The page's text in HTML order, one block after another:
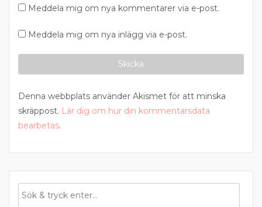
Meddela mig om nya kommentarer via e-post.
Meddela mig om nya inlägg via e-post.
Denna webbplats använder Akismet för att minska
skräppost. Lär dig om hur din kommentarsdata
bearbetas.